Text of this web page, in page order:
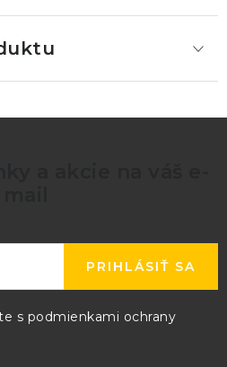
s podmienkami ochrany
PRIHLÁSIŤ SA